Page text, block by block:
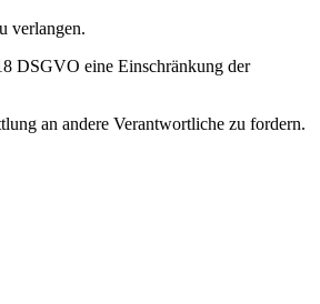
verlangen.
DSGVO eine Einschränkung der
an andere Verantwortliche zu fordern.